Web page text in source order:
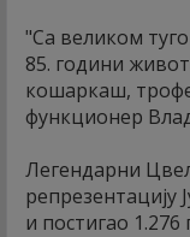
"Са великом
85. години
кошаркаш,
функционер
Легендарни
репрезентацију
и постигао 1.276